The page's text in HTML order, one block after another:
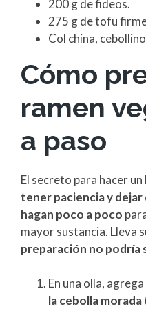
200 g de fideos.
275 g de tofu
Col china,
Cómo
ramen
a paso
El secreto para hacer
tener paciencia y
hagan poco a poco
mayor sustancia. Lleva
preparación no podría
En una olla,
la cebolla